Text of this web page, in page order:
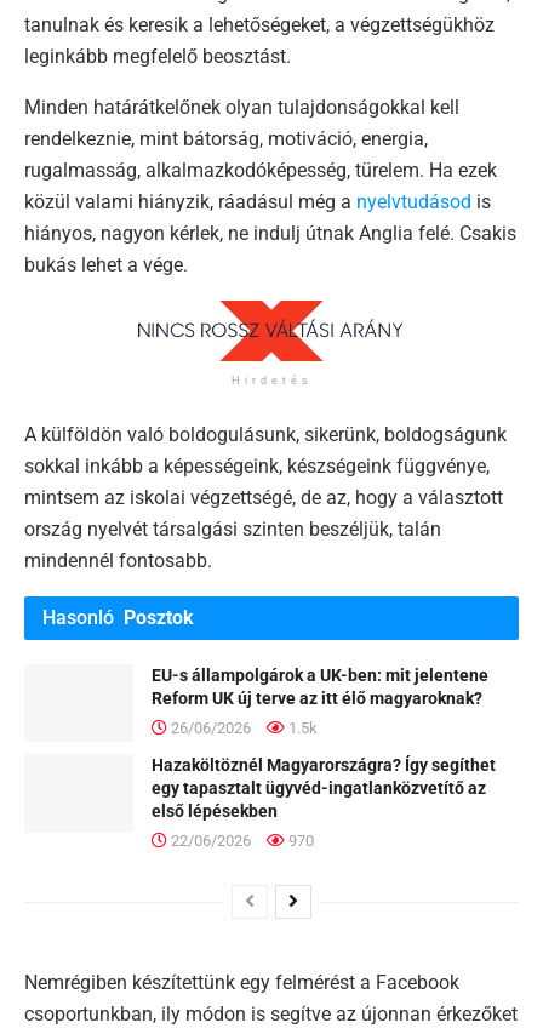
tanulnak és keresik a lehetőségeket, a végzettségükhöz
leginkább megfelelő beosztást.
Minden határátkelőnek olyan tulajdonságokkal kell
rendelkeznie, mint bátorság, motiváció, energia,
rugalmasság, alkalmazkodóképesség, türelem. Ha ezek
közül valami hiányzik, ráadásul még a nyelvtudásod is
hiányos, nagyon kérlek, ne indulj útnak Anglia felé. Csakis
bukás lehet a vége.
Hirdetés
A külföldön való boldogulásunk, sikerünk, boldogságunk
sokkal inkább a képességeink, készségeink függvénye,
mintsem az iskolai végzettségé, de az, hogy a választott
ország nyelvét társalgási szinten beszéljük, talán
mindennél fontosabb.
Hasonló Posztok
EU-s állampolgárok a UK-ben: mit jelentene
Reform UK új terve az itt élő magyaroknak?
26/06/2026 1.5k
Hazaköltöznél Magyarországra? Így segíthet
egy tapasztalt ügyvéd-ingatlanközvetítő az
első lépésekben
22/06/2026 970
Nemrégiben készítettünk egy felmérést a Facebook
csoportunkban, ily módon is segítve az újonnan érkezőket